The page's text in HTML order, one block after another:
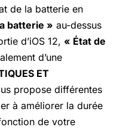
de la batterie en
batterie » au-dessus
d’iOS 12, « État de
d’une
ET
propose différentes
à améliorer la durée
de votre